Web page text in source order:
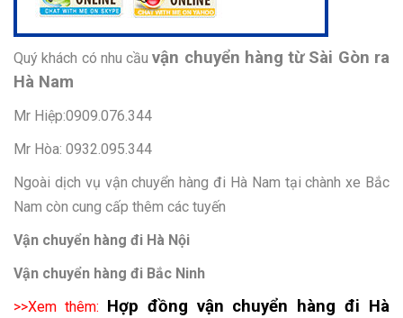
Quý khách có nhu cầuvận chuyển hàng từ Sài Gòn ra
Hà Nam
Mr Hiệp:0909.076.344
Mr Hòa: 0932.095.344
Ngoài dịch vụ vận chuyển hàng đi Hà Nam tại chành xe Bắc
Nam còn cung cấp thêm các tuyến
Vận chuyển hàng đi Hà Nội
Vận chuyển hàng đi Bắc Ninh
>>Xem thêm: Hợp đồng vận chuyển hàng đi Hà